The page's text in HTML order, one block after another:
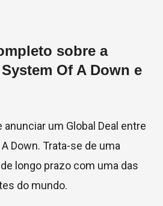
sobre a
Of A Down e
anunciar um Global Deal entre
Down. Trata-se de uma
longo prazo com uma das
do mundo.